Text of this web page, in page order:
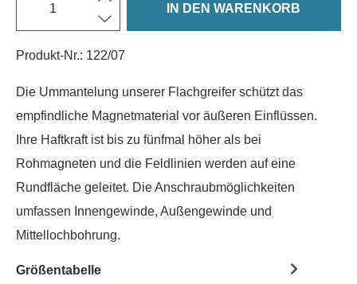
IN DEN WARENKORB
Produkt-Nr.: 122/07
Die Ummantelung unserer Flachgreifer schützt das
empfindliche Magnetmaterial vor äußeren Einflüssen.
Ihre Haftkraft ist bis zu fünfmal höher als bei
Rohmagneten und die Feldlinien werden auf eine
Rundfläche geleitet. Die Anschraubmöglichkeiten
umfassen Innengewinde, Außengewinde und
Mittellochbohrung.
Größentabelle